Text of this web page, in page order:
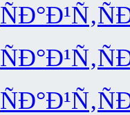
ÑÐ°Ð¹Ñ‚
ÑÐ°Ð¹Ñ‚
ÑÐ°Ð¹Ñ‚